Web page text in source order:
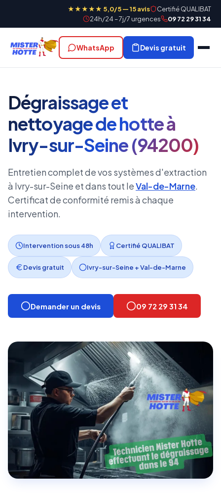
★★★★★ 5,0/5 — 15 avis
Certifié QUALIBAT
24h/24 – 7j/7 urgences
09 72 29 31 34
WhatsApp Devis gratuit
Dégraissage et
nettoyage de hotte à
Ivry-sur-Seine (94200)
Entretien complet de vos systèmes d'extraction
à Ivry-sur-Seine et dans tout leVal-de-Marne.
Certificat de conformité remis à chaque
intervention.
Intervention sous 48h Certifié QUALIBAT
Devis gratuit Ivry-sur-Seine + Val-de-Marne
Demander un devis 09 72 29 31 34